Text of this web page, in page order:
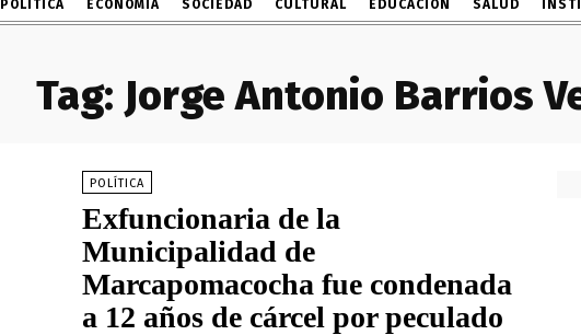
POLÍTICA ECONOMÍA SOCIEDAD CULTURAL EDUCACIÓN SALUD
Tag: Jorge Antonio Barrios
POLÍTICA
Exfuncionaria de la
Municipalidad de
Marcapomacocha fue condenada
a 12 años de cárcel por peculado